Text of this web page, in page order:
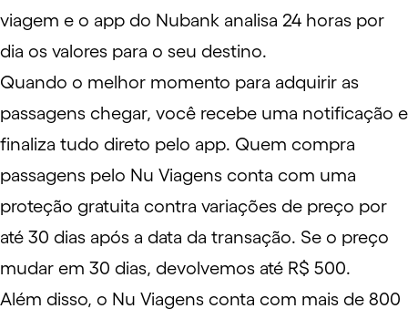
viagem e o app do Nubank analisa 24 horas por
dia os valores para o seu destino.
Quando o melhor momento para adquirir as
passagens chegar, você recebe uma notificação e
finaliza tudo direto pelo app. Quem compra
passagens pelo Nu Viagens conta com uma
proteção gratuita contra variações de preço por
até 30 dias após a data da transação. Se o preço
mudar em 30 dias, devolvemos até R$ 500.
Além disso, o Nu Viagens conta com mais de 800